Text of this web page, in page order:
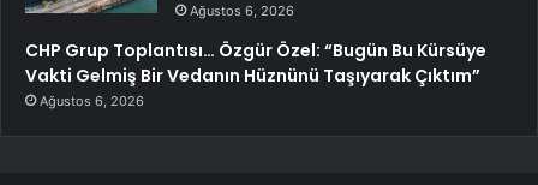
Ağustos 6, 2026
CHP Grup Toplantısı… Özgür Özel: “Bugün Bu Kürsüye
Vakti Gelmiş Bir Vedanın Hüznünü Taşıyarak Çıktım”
Ağustos 6, 2026